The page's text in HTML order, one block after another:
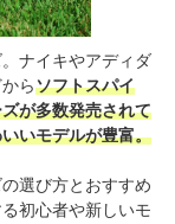
ナイキやアディダ
らソフトスパイ
が多数発売されて
いモデルが豊富。
選び方とおすすめ
初心者や新しいモ